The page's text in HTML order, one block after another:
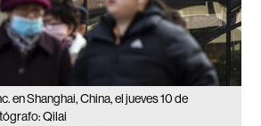
en Shanghai, China, el jueves 10 de
Qilai